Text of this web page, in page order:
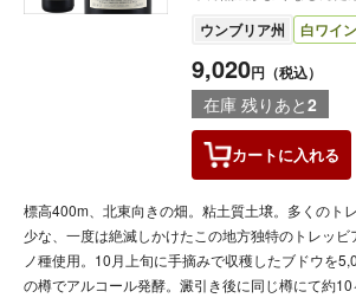
ウンブリア州 白ワイン
9,020円（税込）
在庫 残りあと2
カートに入れる
標高400m、北東向きの畑。粘土質土壌。多くのト
少な、一度は絶滅しかけたこの地方独特のトレッビ
ノ種使用。10月上旬に手摘みで収穫したブドウを
の樽でアルコール発酵。澱引き後に同じ樽にて約